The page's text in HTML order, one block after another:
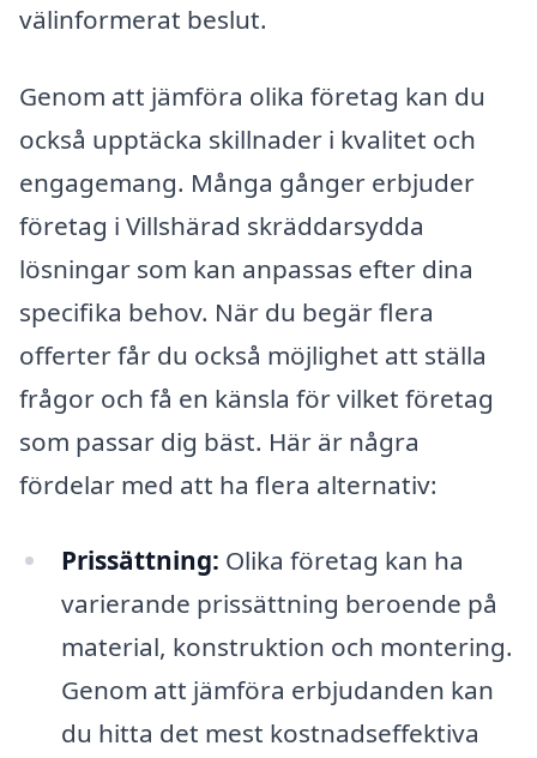
välinformerat beslut.
Genom att jämföra olika företag kan du
också upptäcka skillnader i kvalitet och
engagemang. Många gånger erbjuder
företag i Villshärad skräddarsydda
lösningar som kan anpassas efter dina
specifika behov. När du begär flera
offerter får du också möjlighet att ställa
frågor och få en känsla för vilket företag
som passar dig bäst. Här är några
fördelar med att ha flera alternativ:
Prissättning: Olika företag kan ha
varierande prissättning beroende på
material, konstruktion och montering.
Genom att jämföra erbjudanden kan
du hitta det mest kostnadseffektiva